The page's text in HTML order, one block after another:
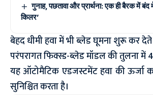
गुनाह, पछतावा और प्रार्थना: एक ही बैरक में
किलर’
बेहद धीमी हवा में भी ब्लेड घूमना शुरू कर
परंपरागत फिक्स्ड-ब्लेड मॉडल की तुलना में
यह ऑटोमैटिक एडजस्टमेंट हवा की ऊर्जा
सुनिश्चित करता है।